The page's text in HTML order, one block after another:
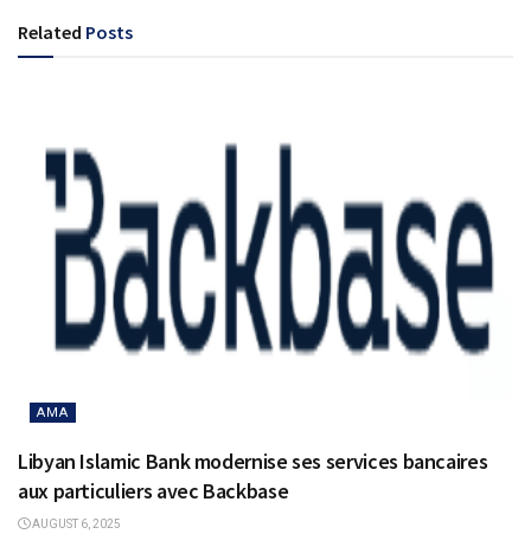
Related Posts
AMA
Libyan Islamic Bank modernise ses services bancaires
aux particuliers avec Backbase
AUGUST 6, 2025